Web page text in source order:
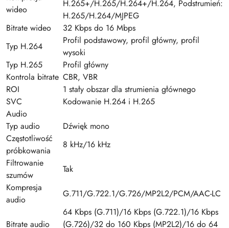
wideo
H.265+/H.265/H.264+/H.264, Podstrumień:
H.265/H.264/MJPEG
Bitrate wideo
32 Kbps do 16 Mbps
Typ H.264
Profil podstawowy, profil główny, profil
wysoki
Typ H.265
Profil główny
Kontrola bitrate CBR, VBR
ROI
1 stały obszar dla strumienia głównego
SVC
Kodowanie H.264 i H.265
Audio
Typ audio
Dźwięk mono
Częstotliwość
próbkowania
8 kHz/16 kHz
Filtrowanie
szumów
Tak
Kompresja
audio
G.711/G.722.1/G.726/MP2L2/PCM/AAC-LC
Bitrate audio
64 Kbps (G.711)/16 Kbps (G.722.1)/16 Kbps
(G.726)/32 do 160 Kbps (MP2L2)/16 do 64